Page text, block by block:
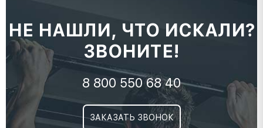
НЕ НАШЛИ, ЧТО ИСКАЛИ?
ЗВОНИТЕ!
8 800 550 68 40
ЗАКАЗАТЬ ЗВОНОК